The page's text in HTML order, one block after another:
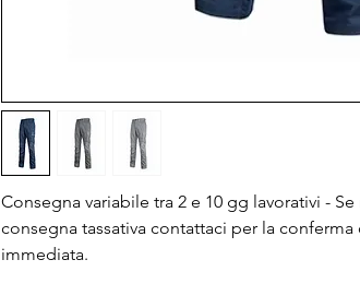
Consegna variabile tra 2 e 10 gg lavorativi -
consegna tassativa contattaci per la
immediata.